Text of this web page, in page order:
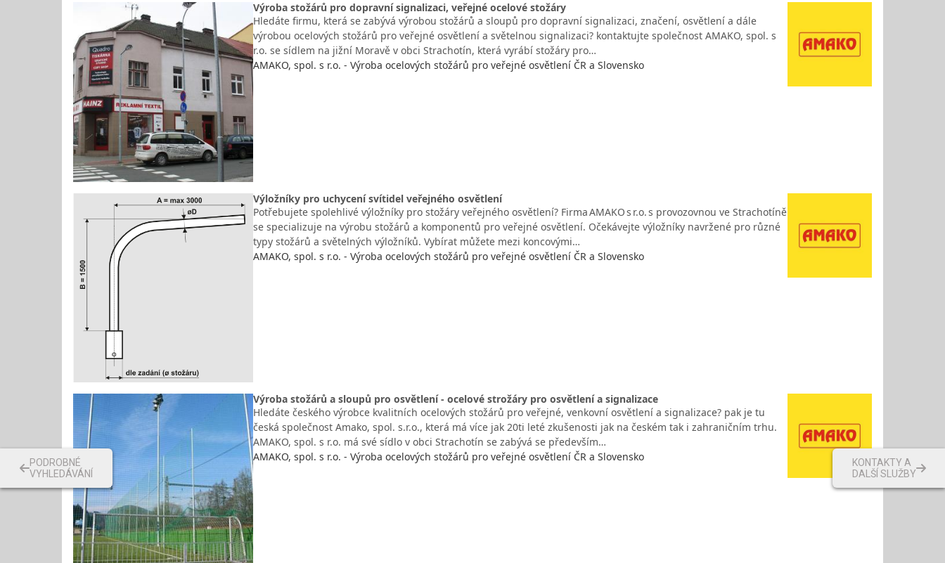
Výroba stožárů pro dopravní signalizaci, veřejné ocelové stožáry
Hledáte firmu, která se zabývá výrobou stožárů a sloupů pro dopravní signalizaci, značení, osvětlení a dále
výrobou ocelových stožárů pro veřejné osvětlení a světelnou signalizaci? kontaktujte společnost AMAKO, spol. s
r.o. se sídlem na jižní Moravě v obci Strachotín, která vyrábí stožáry pro…
AMAKO, spol. s r.o. - Výroba ocelových stožárů pro veřejné osvětlení ČR a Slovensko
Výložníky pro uchycení svítidel veřejného osvětlení
Potřebujete spolehlivé výložníky pro stožáry veřejného osvětlení? Firma AMAKO s r.o. s provozovnou ve Strachotíně
se specializuje na výrobu stožárů a komponentů pro veřejné osvětlení. Očekávejte výložníky navržené pro různé
typy stožárů a světelných výložníků. Vybírat můžete mezi koncovými…
AMAKO, spol. s r.o. - Výroba ocelových stožárů pro veřejné osvětlení ČR a Slovensko
Výroba stožárů a sloupů pro osvětlení - ocelové strožáry pro osvětlení a signalizace
Hledáte českého výrobce kvalitních ocelových stožárů pro veřejné, venkovní osvětlení a signalizace? pak je tu
česká společnost Amako, spol. s.r.o., která má více jak 20ti leté zkušenosti jak na českém tak i zahraničním trhu.
AMAKO, spol. s r.o. má své sídlo v obci Strachotín se zabývá se především…
AMAKO, spol. s r.o. - Výroba ocelových stožárů pro veřejné osvětlení ČR a Slovensko
KONTAKTY A
DALŠÍ SLUŽBY
PODROBNÉ
VYHLEDÁVÁNÍ